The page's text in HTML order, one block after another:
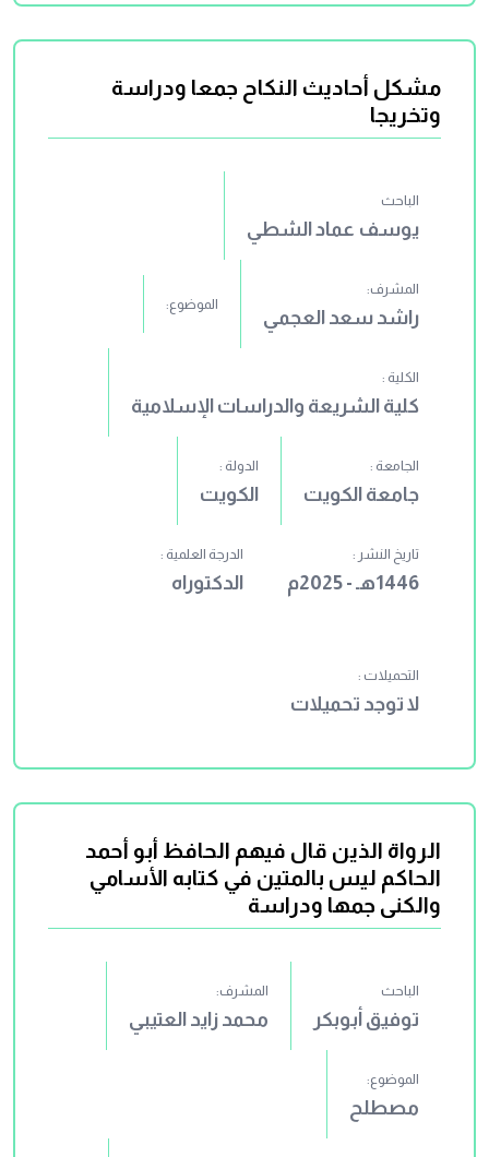
مشكل أحاديث النكاح جمعا ودراسة
وتخريجا
الباحث
يوسف عماد الشطي
المشرف:
راشد سعد العجمي
الموضوع:
الكلية :
كلية الشريعة والدراسات الإسلامية
الجامعة :
جامعة الكويت
الدولة :
الكويت
تاريخ النشر :
1446هـ - 2025م
الدرجة العلمية :
الدكتوراه
التحميلات :
لا توجد تحميلات
الرواة الذين قال فيهم الحافظ أبو أحمد
الحاكم ليس بالمتين في كتابه الأسامي
والكنى جمها ودراسة
الباحث
توفيق أبوبكر
المشرف:
محمد زايد العتيبي
الموضوع:
مصطلح